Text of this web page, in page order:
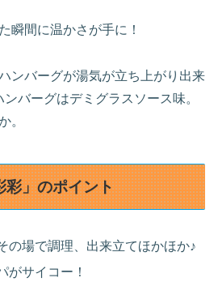
瞬間に温かさが手に！
ンバーグが湯気が立ち上がり出来
バーグはデミグラスソース味。
。
彩」のポイント
の場で調理、出来立てほかほか♪
がサイコー！